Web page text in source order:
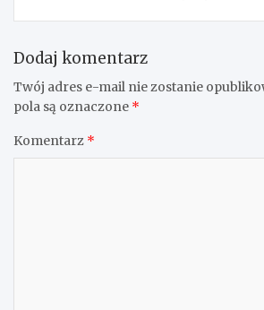
Dodaj komentarz
Twój adres e-mail nie zostanie
pola są oznaczone *
Komentarz *